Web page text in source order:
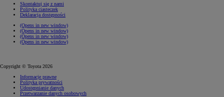
Skontaktuj się z nami
Polityka ciasteczek
Deklaracja dostępności
(Opens in new window)
(Opens in new window)
(Opens in new window)
(Opens in new window)
Copyright © Toyota 2026
Informacje prawne
Polityka prywatności
Udostępnianie danych
Przetwarzanie danych osobowych